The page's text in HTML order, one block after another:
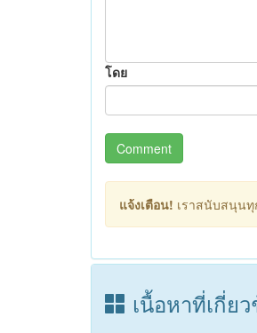
โดย
Comment
แจ้งเตือน! เราสนับสนุนทุ
เนื้อหาที่เกี่ย